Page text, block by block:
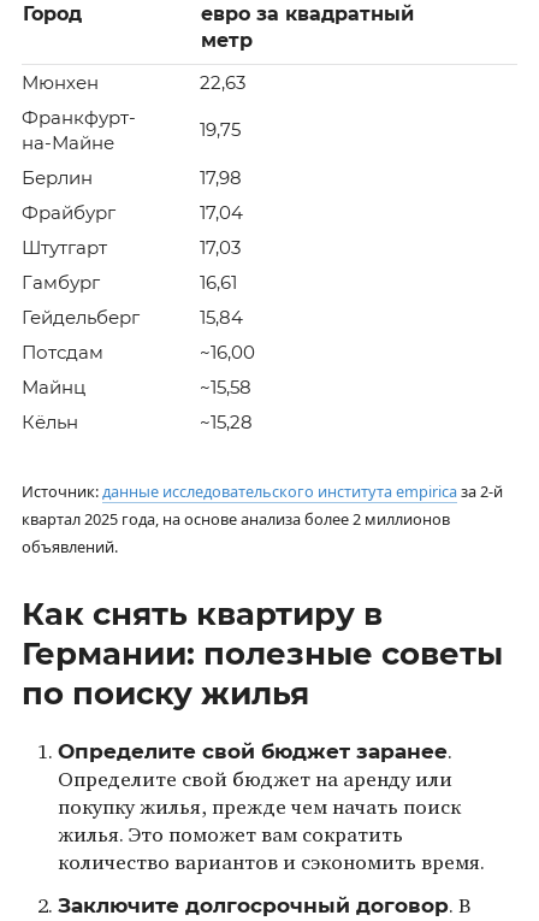
Город
евро за квадратный
метр
Мюнхен
22,63
Франкфурт-
на-Майне
19,75
Берлин
17,98
Фрайбург
17,04
Штутгарт
17,03
Гамбург
16,61
Гейдельберг
15,84
Потсдам
~16,00
Майнц
~15,58
Кёльн
~15,28
Источник:данные исследовательского института empiricaза 2-й
квартал 2025 года, на основе анализа более 2 миллионов
объявлений.
Как снять квартиру в
Германии: полезные советы
по поиску жилья
Определите свой бюджет заранее.
Определите свой бюджет на аренду или
покупку жилья, прежде чем начать поиск
жилья. Это поможет вам сократить
количество вариантов и сэкономить время.
Заключите долгосрочный договор. В